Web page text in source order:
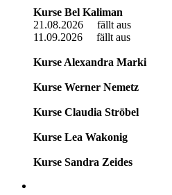
Kurse Bel Kaliman
21.08.2026 fällt aus
11.09.2026 fällt aus
Kurse Alexandra Marki
Kurse Werner Nemetz
Kurse Claudia Ströbel
Kurse Lea Wakonig
Kurse Sandra Zeides